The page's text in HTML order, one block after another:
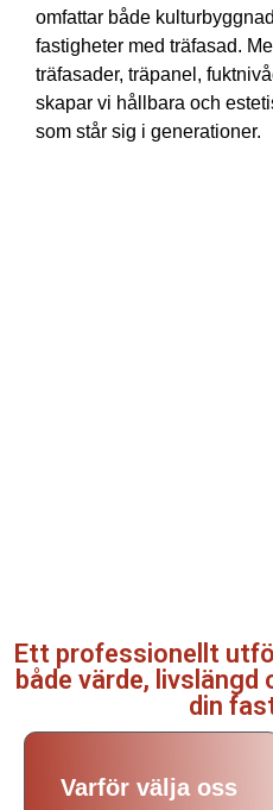
omfattar både
fastigheter med träfasad.
träfasader, träpanel,
skapar vi hållbara och
som står sig i generationer.
Ett professionellt
både värde,
din
Varför välja oss